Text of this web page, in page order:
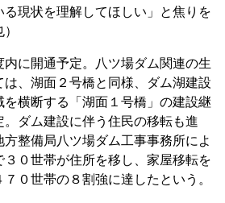
現状を理解してほしい」と焦りを
に開通予定。八ツ場ダム関連の生
、湖面２号橋と同様、ダム湖建設
横断する「湖面１号橋」の建設継
ダム建設に伴う住民の移転も進
整備局八ツ場ダム工事事務所によ
３０世帯が住所を移し、家屋移転を
０世帯の８割強に達したという。